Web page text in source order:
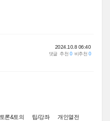
2024.10.8 06:40
댓글 추천 0 비추천 0
토론&토의 팁/강좌 개인열전